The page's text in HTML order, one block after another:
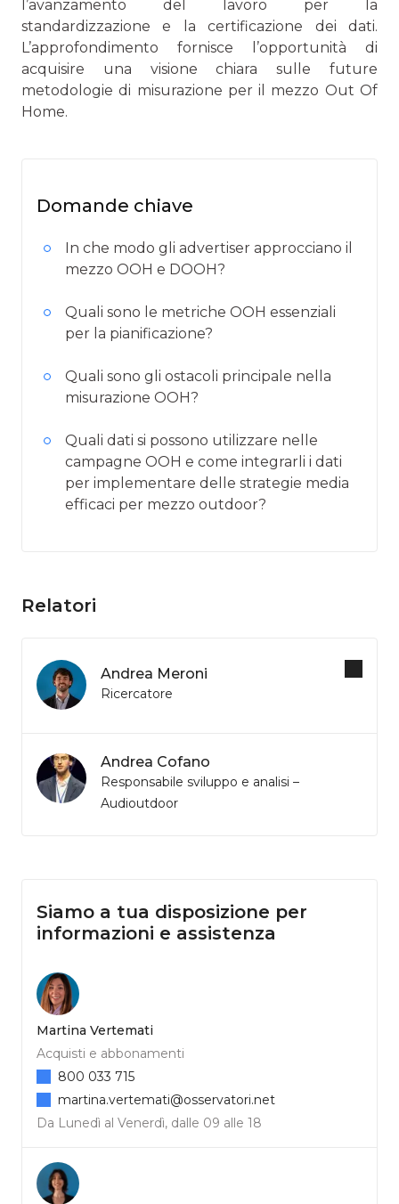
l’avanzamento del lavoro per la
standardizzazione e la certificazione dei dati.
L’approfondimento fornisce l’opportunità di
acquisire una visione chiara sulle future
metodologie di misurazione per il mezzo Out Of
Home.
Domande chiave
In che modo gli advertiser approcciano il
mezzo OOH e DOOH?
Quali sono le metriche OOH essenziali
per la pianificazione?
Quali sono gli ostacoli principale nella
misurazione OOH?
Quali dati si possono utilizzare nelle
campagne OOH e come integrarli i dati
per implementare delle strategie media
efficaci per mezzo outdoor?
Relatori
Andrea Meroni
Ricercatore
Andrea Cofano
Responsabile sviluppo e analisi –
Audioutdoor
Siamo a tua disposizione per
informazioni e assistenza
Martina Vertemati
Acquisti e abbonamenti
Da Lunedì al Venerdì, dalle 09 alle 18
800 033 715
martina.vertemati@osservatori.net